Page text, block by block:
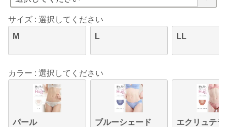
サイズ
選択してください
M
L LL
カラー 選択してください
パール ブルーシェード
エクリュテラ